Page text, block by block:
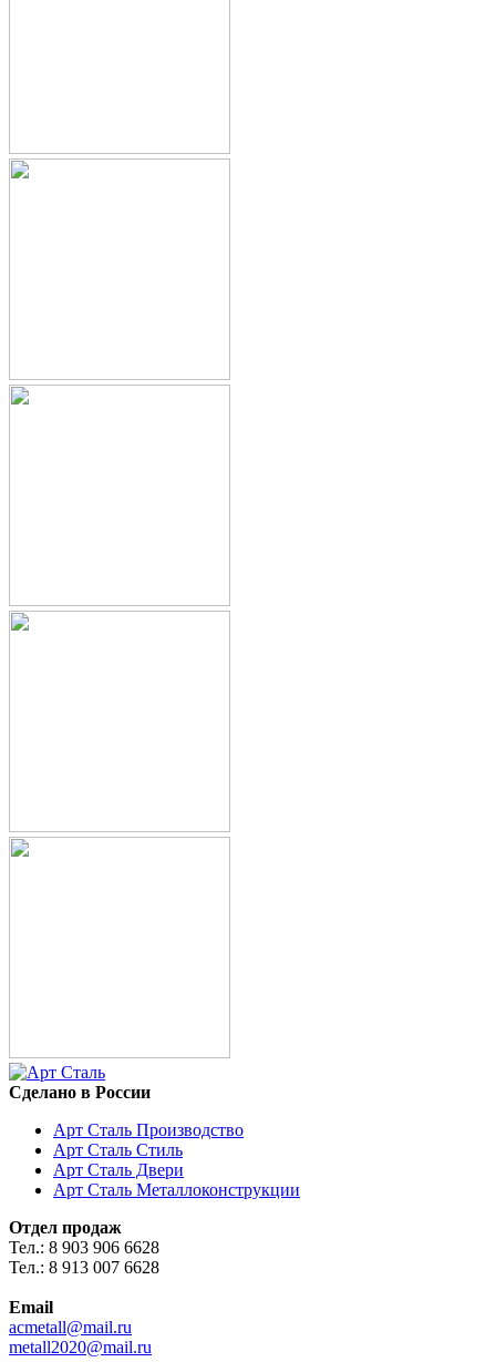
Сделано в России
Арт Сталь Производство
Арт Сталь Стиль
Арт Сталь Двери
Арт Сталь Металлоконструкции
Отдел продаж
Тел.: 8 903 906 6628
Тел.: 8 913 007 6628
Email
acmetall@mail.ru
metall2020@mail.ru